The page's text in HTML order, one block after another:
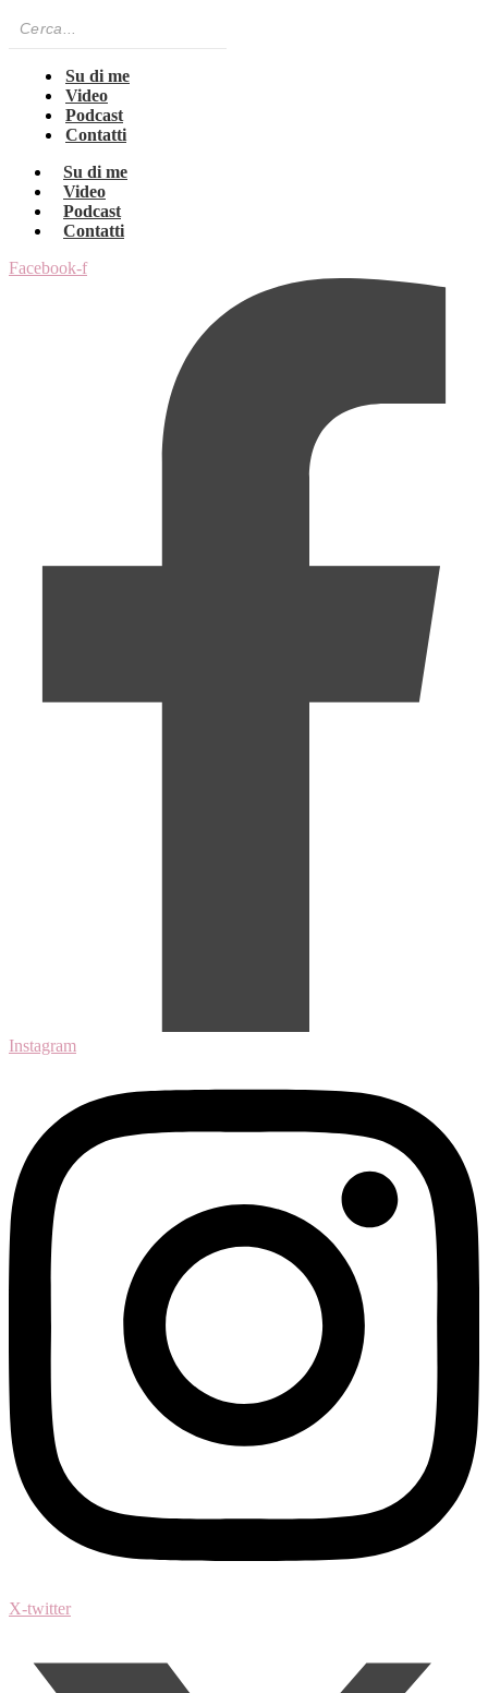
Su di me
Video
Podcast
Contatti
Su di me
Video
Podcast
Contatti
Facebook-f
Instagram
X-twitter